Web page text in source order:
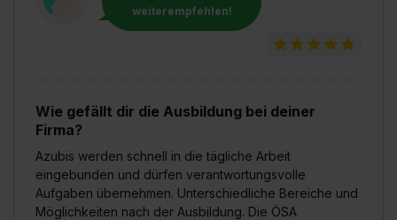
weiterempfehlen!
Wie gefällt dir die Ausbildung bei deiner
Firma?
Azubis werden schnell in die tägliche Arbeit
eingebunden und dürfen verantwortungsvolle
Aufgaben übernehmen. Unterschiedliche Bereiche und
Möglichkeiten nach der Ausbildung. Die ÖSA